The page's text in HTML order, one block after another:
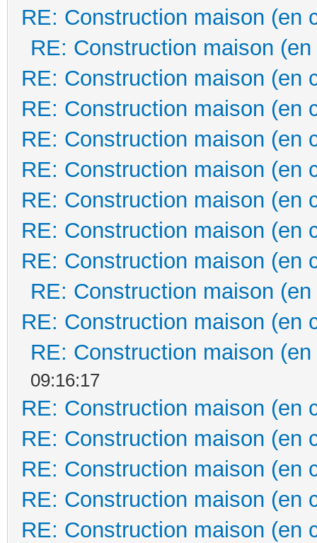
RE: Construction maison (en
RE: Construction maison
RE: Construction maison (en
RE: Construction maison (en
RE: Construction maison (en
RE: Construction maison (en
RE: Construction maison (en
RE: Construction maison (en
RE: Construction maison (en
RE: Construction maison
RE: Construction maison (en
RE: Construction maison
09:16:17
RE: Construction maison (en
RE: Construction maison (en
RE: Construction maison (en
RE: Construction maison (en
RE: Construction maison (en